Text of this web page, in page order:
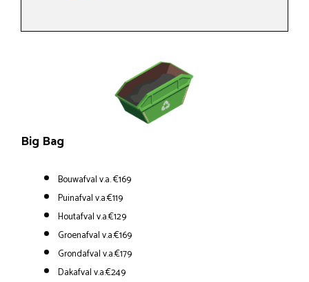
Big Bag
Bouwafval v.a. €169
Puinafval v.a.€119
Houtafval v.a.€129
Groenafval v.a.€169
Grondafval v.a.€179
Dakafval v.a.€249